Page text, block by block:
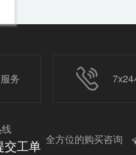
务
交工单 全方位的购买咨询